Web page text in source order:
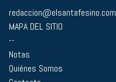
redaccion@elsantafesino.com
MAPA DEL SITIO
--
Notas
Quiénes Somos